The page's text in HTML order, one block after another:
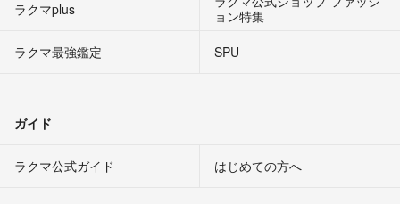
ラクマplus
ョン特集
ラクマ最強鑑定
SPU
ガイド
ラクマ公式ガイド はじめての方へ